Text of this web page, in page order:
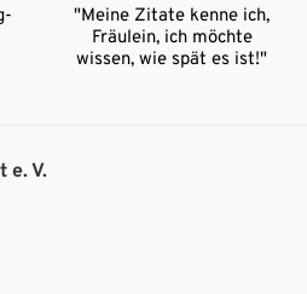
"Meine Zitate kenne ich,
Fräulein, ich möchte
wissen, wie spät es ist!"
e. V.